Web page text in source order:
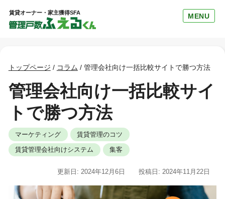
賃貸オーナー・家主獲得SFA MENU
トップページ / コラム / 管理会社向け一括比較サイトで勝つ方法
管理会社向け一括比較サイ
トで勝つ方法
マーケティング 賃貸管理のコツ
賃貸管理会社向けシステム 集客
投稿日: 2024年11月22日
更新日: 2024年12月6日